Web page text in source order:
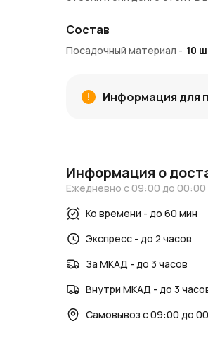
потребоваться до 2-х
Состав
Посадочный материал - 10
Информация для
Информация о
Ежедневно с 09:00 до 00:00
Ко времени - до 60 мин
Экспресс - до 2 часов
За МКАД - до 3 часов
Внутри МКАД - до 3
Самовывоз с 09:00 до